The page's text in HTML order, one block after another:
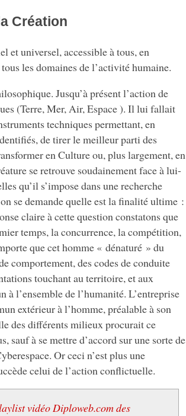
Création
et universel, accessible à tous, en
les domaines de l’activité humaine.
Jusqu’à présent l’action de
(Terre, Mer, Air, Espace ). Il lui fallait
techniques permettant, en
de tirer le meilleur parti des
en Culture ou, plus largement, en
se retrouve soudainement face à lui-
qu’il s’impose dans une recherche
se demande quelle est la finalité ultime :
claire à cette question constatons que
temps, la concurrence, la compétition,
que cet homme « dénaturé » du
comportement, des codes de conduite
touchant au territoire, et aux
à l’ensemble de l’humanité. L’entreprise
extérieur à l’homme, préalable à son
des différents milieux procurait ce
sauf à se mettre d’accord sur une sorte de
Or ceci n’est plus une
celui de l’action conflictuelle.
vidéo Diploweb.com des